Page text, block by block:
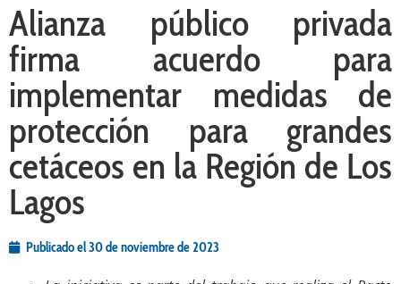
Alianza público privada
firma acuerdo para
implementar medidas de
protección para grandes
cetáceos en la Región de Los
Lagos
Publicado el30 de noviembre de 2023